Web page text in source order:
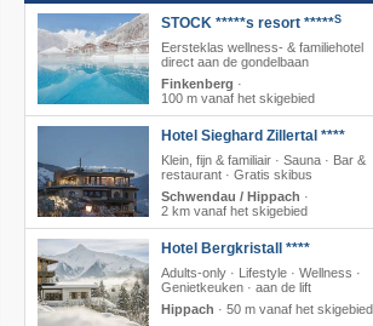
STOCK *****s resort *****S
Eersteklas wellness- & familiehotel
direct aan de gondelbaan
Finkenberg ·
100 m vanaf het skigebied
Hotel Sieghard Zillertal ****
Klein, fijn & familiair · Sauna · Bar &
restaurant · Gratis skibus
Schwendau / Hippach ·
2 km vanaf het skigebied
Hotel Bergkristall ****
Adults-only · Lifestyle · Wellness ·
Genietkeuken · aan de lift
Hippach · 50 m vanaf het skigebied